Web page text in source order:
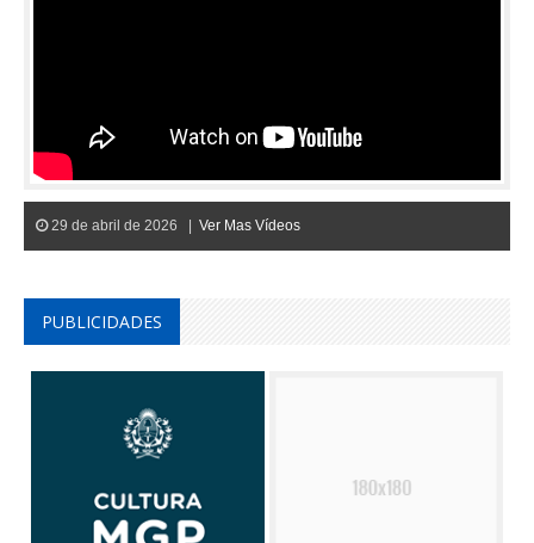
29 de abril de 2026 | Ver Mas Vídeos
PUBLICIDADES